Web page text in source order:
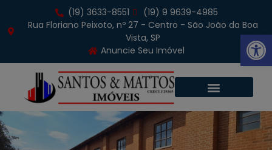
Abrir
(19) 3633-8551
(19) 9 9639-4985
Rua Floriano Peixoto, nº 27 - Centro - São João da Boa
Vista, SP
Anuncie Seu Imóvel